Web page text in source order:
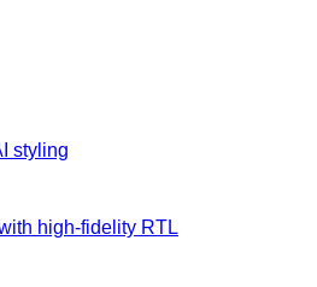
styling
high-fidelity RTL